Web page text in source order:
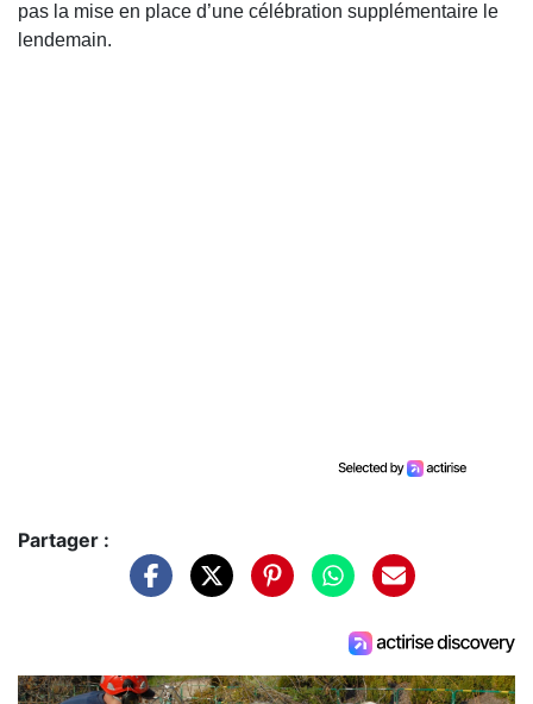
pas la mise en place d’une célébration supplémentaire le
lendemain.
Partager :